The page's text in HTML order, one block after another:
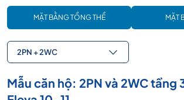
MẶT BẰNG TỔNG THỂ MẶT
2PN + 2WC
Mẫu căn hộ: 2PN và 2WC